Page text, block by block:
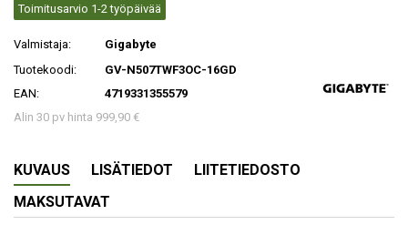
Toimitusarvio 1-2 työpäivää
Valmistaja:
Gigabyte
Tuotekoodi:
GV-N507TWF3OC-16GD
EAN:
4719331355579
Alin 30 pv hinta 999,90 €
KUVAUS LISÄTIEDOT
LIITETIEDOSTO
MAKSUTAVAT